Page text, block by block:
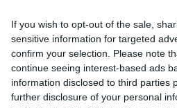
If you wish to opt-out of the sale,
sensitive information for targeted
confirm your selection. Please note
continue seeing interest-based ads
information disclosed to third parties
further disclosure of your personal